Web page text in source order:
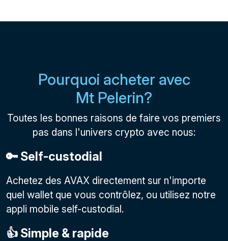
Pourquoi acheter avec
Mt Pelerin?
Toutes les bonnes raisons de faire vos premiers
pas dans l'univers crypto avec nous:
🔑 Self-custodial
Achetez des AVAX directement sur n'importe
quel wallet que vous contrôlez, ou utilisez notre
appli mobile self-custodial.
👍 Simple & rapide